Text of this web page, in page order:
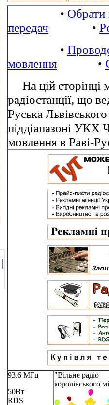
• Обрати
передач •
•
мовлення •
На цій сторінці
радіостанції, що
Руська
піддіапазоні
мовлення в Раві-
93.6 МГц
50Вт
RDS
"Вільне радіо
королівського